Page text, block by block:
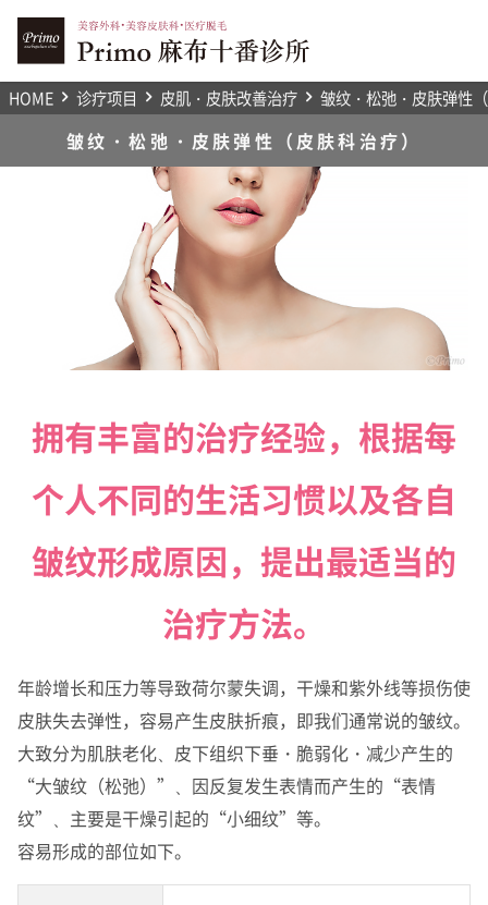
面诊预约
HOME
诊疗项目
医生介绍
本院治疗、手术、护理详情
关于麻醉
诊疗 手术的流程
来院方法
价格 整形费用 手术费用一览
HOME 诊疗项目 皮肌・皮肤改善治疗 皱纹・松弛・皮肤弹性
皱纹・松弛・皮肤弹性（皮肤科治疗）
拥有丰富的治疗经验，根据每
个人不同的生活习惯以及各自
皱纹形成原因，提出最适当的
治疗方法。
年龄增长和压力等导致荷尔蒙失调，干燥和紫外线等损伤使
皮肤失去弹性，容易产生皮肤折痕，即我们通常说的皱纹。
大致分为肌肤老化、皮下组织下垂・脆弱化・减少产生的
“大皱纹（松弛）”、因反复发生表情而产生的“表情
纹”、主要是干燥引起的“小细纹”等。
容易形成的部位如下。